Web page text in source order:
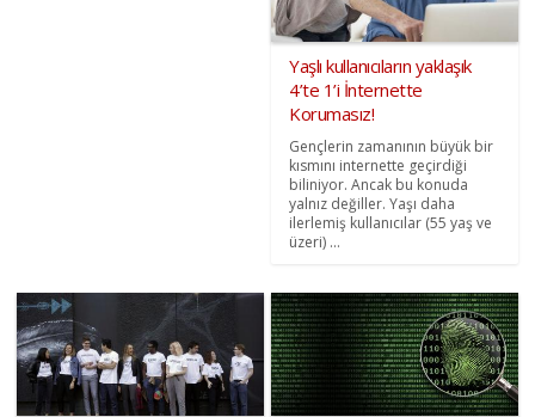
Yaşlı kullanıcıların yaklaşık
4’te 1’i İnternette
Korumasız!
Gençlerin zamanının büyük bir
kısmını internette geçirdiği
biliniyor. Ancak bu konuda
yalnız değiller. Yaşı daha
ilerlemiş kullanıcılar (55 yaş ve
üzeri) ...